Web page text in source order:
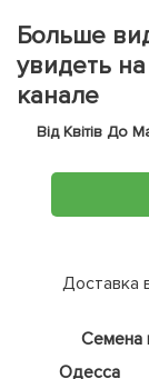
Больше
увидеть
канале
Від Квітів До
Доставка
Семена
Одесса